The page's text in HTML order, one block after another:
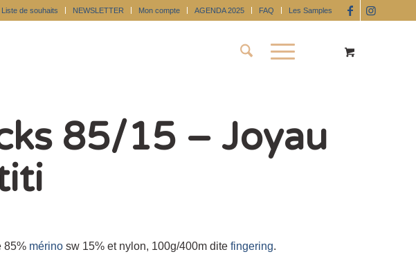
Liste de souhaits NEWSLETTER Mon compte AGENDA 2025 FAQ Les Samples
85/15 – Joyau
85% mérinosw 15% et nylon, 100g/400m dite fingering.